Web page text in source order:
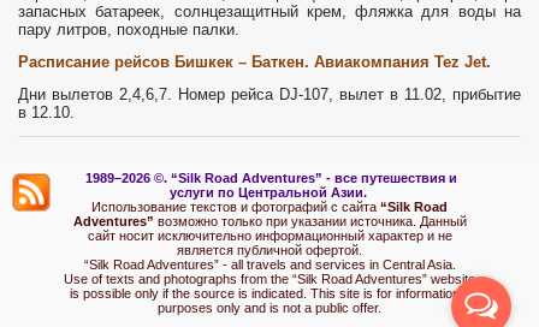
запасных батареек, солнцезащитный крем, фляжка для воды на
пару литров, походные палки.
Расписание рейсов Бишкек – Баткен. Авиакомпания Tez Jet.
Дни вылетов 2,4,6,7. Номер рейса DJ-107, вылет в 11.02, прибытие
в 12.10.
1989–2026 ©. “Silk Road Adventures” - все путешествия и
услуги по Центральной Азии.
Использование текстов и фотографий с сайта “Silk Road
Adventures” возможно только при указании источника. Данный
сайт носит исключительно информационный характер и не
является публичной офертой.
“Silk Road Adventures” - all travels and services in Central Asia.
Use of texts and photographs from the “Silk Road Adventures” website
is possible only if the source is indicated. This site is for informational
purposes only and is not a public offer.